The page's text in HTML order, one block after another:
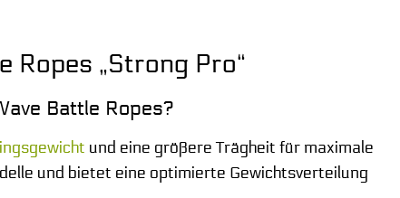
Ropes „Strong Pro“
Battle Ropes?
und eine größere Trägheit für maximale
und bietet eine optimierte Gewichtsverteilung